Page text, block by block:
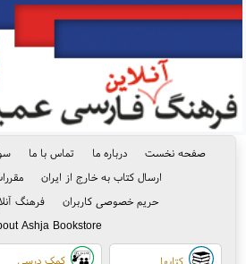
صفحه نخست درباره ما تماس با ما
ارسال کتاب به خارج از ایران
حریم خصوصی کاربران
فرهنگ
Ashja Bookstore
کتابها کمک درسی